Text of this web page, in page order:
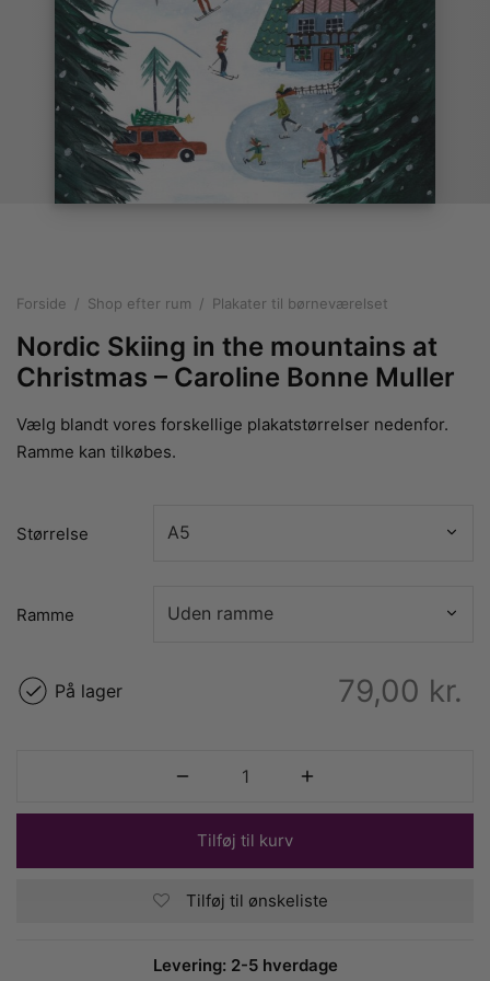
Forside / Shop efter rum / Plakater til børneværelset
Nordic Skiing in the mountains at
Christmas – Caroline Bonne Muller
Vælg blandt vores forskellige plakatstørrelser nedenfor.
Ramme kan tilkøbes.
Størrelse
Ramme
79,00 kr.
På lager
Tilføj til kurv
Tilføj til ønskeliste
Levering: 2-5 hverdage
plakater
i pastelfarver
plakater
plakater
til sommerhuset
plakater
med kvinder